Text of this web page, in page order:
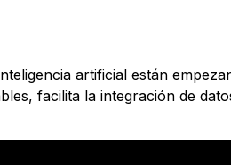
artificial están
facilita la integración de